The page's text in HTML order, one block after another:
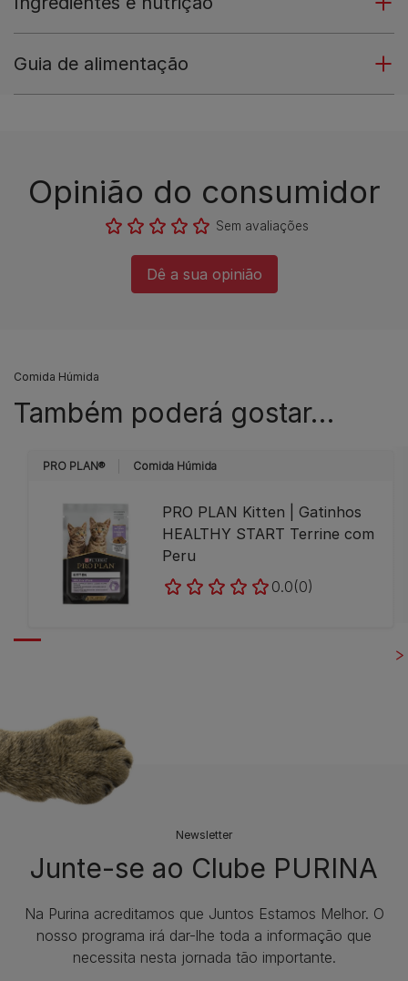
Guia de alimentação
Opinião do consumidor​
Sem avaliações​
Dê a sua opinião​
Comida Húmida
Também poderá gostar…
PRO PLAN® Comida Húmida
PRO PLAN Kitten | Gatinhos
HEALTHY START Terrine com
Peru
0.0(0)
Newsletter
Junte-se ao Clube PURINA
Na Purina acreditamos que Juntos Estamos Melhor. O
nosso programa irá dar-lhe toda a informação que
necessita nesta jornada tão importante.